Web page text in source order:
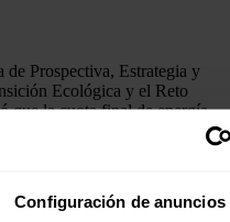
Configuración de anuncios
de Prospectiva, Estrategia y
Ecológica y el Reto
que la cuota final de energía